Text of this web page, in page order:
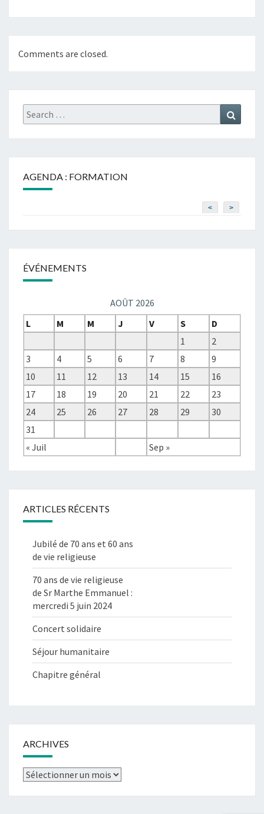
Comments are closed.
Search
for:
AGENDA : FORMATION
< >
ÉVÉNEMENTS
AOÛT 2026
L
M M J V S
D
1
2
3
4 5 6 7 8
9
10
11 12 13 14 15
16
17
18 19 20 21 22
23
24
25 26 27 28 29
30
31
« Juil
Sep »
ARTICLES RÉCENTS
Jubilé de 70 ans et 60 ans
de vie religieuse
70 ans de vie religieuse
de Sr Marthe Emmanuel :
mercredi 5 juin 2024
Concert solidaire
Séjour humanitaire
Chapitre général
ARCHIVES
Archives